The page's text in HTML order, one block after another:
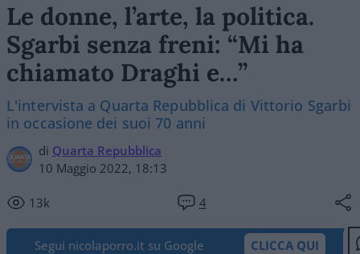
Le donne, l’arte, la politica.
Sgarbi senza freni: “Mi ha
chiamato Draghi e…”
L'intervista a Quarta Repubblica di Vittorio Sgarbi
in occasione dei suoi 70 anni
di Quarta Repubblica
10 Maggio 2022, 18:13
13k 4
Segui nicolaporro.it su Google CLICCA QUI